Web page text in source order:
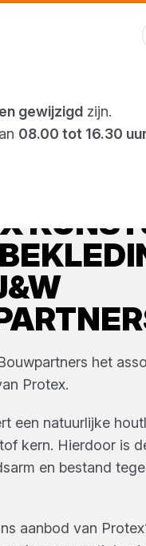
het
Protex.
een natuurlijke
kern. Hierdoor is
en bestand
aanbod van Protex
gewijzigd zijn.
08.00 tot 16.30